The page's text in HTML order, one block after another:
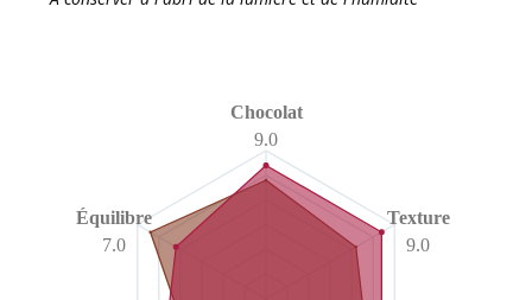
Chocolat
9.0
Texture
9.0
Équilibre
7.0